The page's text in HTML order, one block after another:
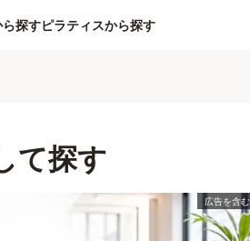
ら探すピラティスから探す
て探す